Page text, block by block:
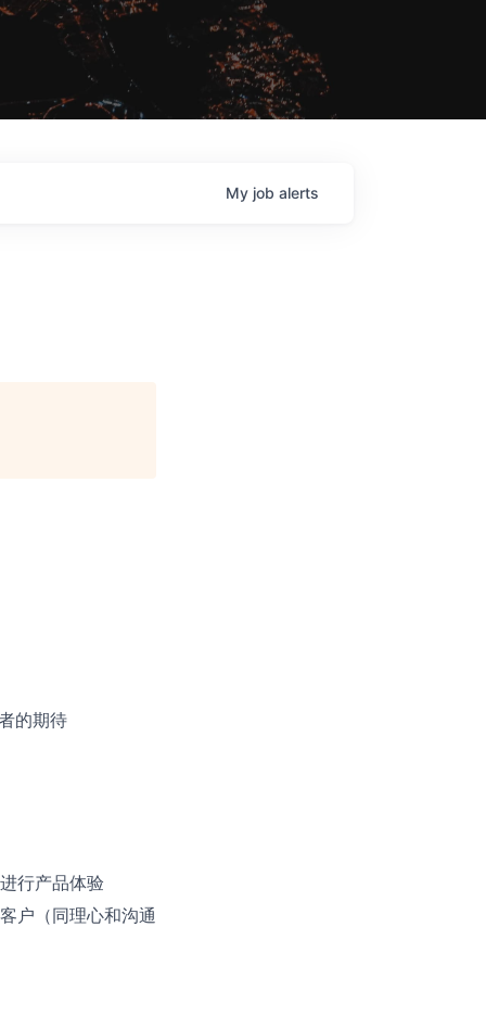
My job alerts
的期待
行产品体验
户（同理心和沟通